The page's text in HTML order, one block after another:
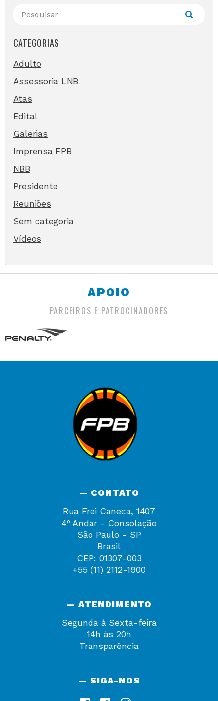
CATEGORIAS
Adulto
Assessoria LNB
Atas
Edital
Galerias
Imprensa FPB
NBB
Presidente
Reuniões
Sem categoria
Vídeos
APOIO
PARCEIROS E PATROCINADORES
— CONTATO
Rua Frei Caneca, 1407
4º Andar - Consolação
São Paulo - SP
Brasil
CEP: 01307-003
+55 (11) 2112-1900
— ATENDIMENTO
Segunda à Sexta-feira
14h às 20h
Transparência
— SIGA-NOS